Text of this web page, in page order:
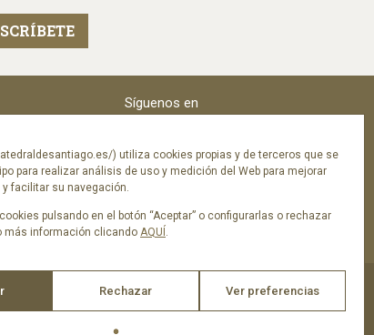
) utiliza cookies propias y de terceros que se
para realizar análisis de uso y medición del Web para mejorar
facilitar su navegación.
pulsando en el botón “Aceptar” o configurarlas o rechazar
más información clicando AQUÍ.
Rechazar Ver preferencias
Síguenos en